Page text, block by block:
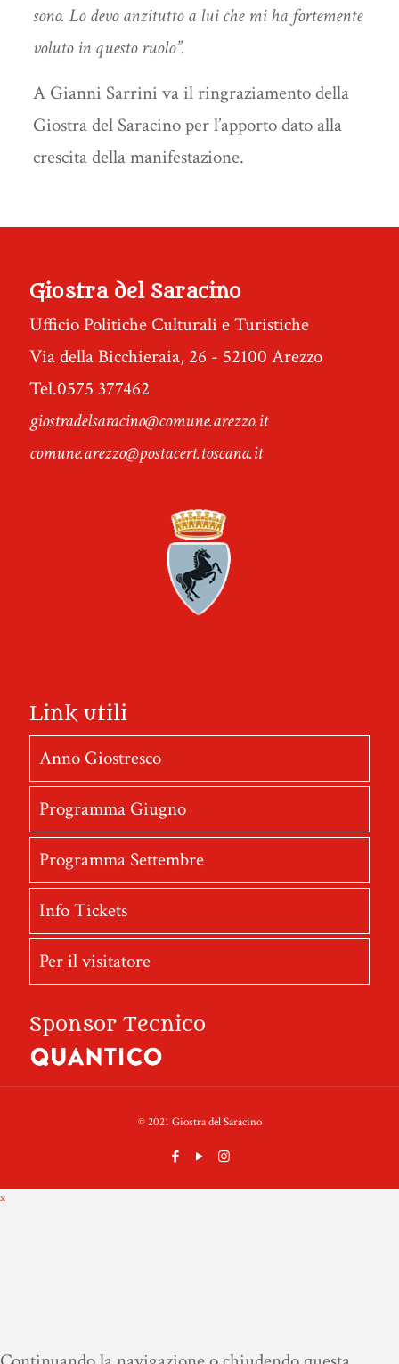
sono. Lo devo anzitutto a lui che mi ha fortemente
voluto in questo ruolo”.
A Gianni Sarrini va il ringraziamento della
Giostra del Saracino per l’apporto dato alla
crescita della manifestazione­­.
Giostra del Saracino
Ufficio Politiche Culturali e Turistiche
Via della Bicchieraia, 26 - 52100 Arezzo
Tel.0575 377462
giostradelsaracino@comune.arezzo.it
comune.arezzo@postacert.toscana.it
Link utili
Anno Giostresco
Programma Giugno
Programma Settembre
Info Tickets
Per il visitatore
Sponsor Tecnico
© 2021 Giostra del Saracino
x